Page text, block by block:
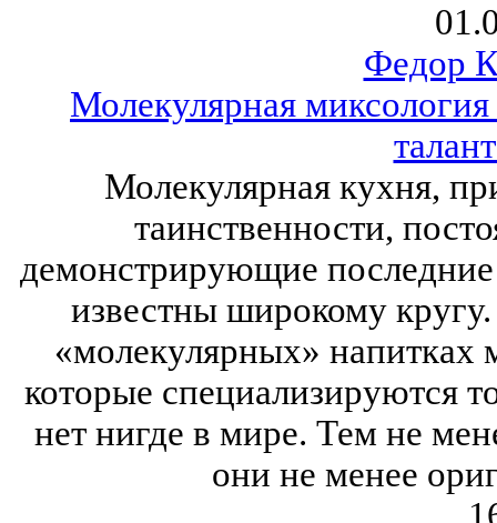
Федор
Молекулярная
Молекулярная кухня,
таинственности,
демонстрирующие
известны широкому
«молекулярных» напитках
которые специализируются
нет нигде в мире. Тем не
они не менее